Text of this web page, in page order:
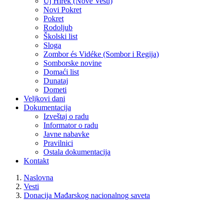
Novi Pokret
Pokret
Rodoljub
Školski list
Sloga
Zombor és Vidéke (Sombor i Regija)
Somborske novine
Domaći list
Dunataj
Dometi
Veljkovi dani
Dokumentacija
Izveštaj o radu
Informator o radu
Javne nabavke
Pravilnici
Ostala dokumentacija
Kontakt
Naslovna
Vesti
Donacija Mađarskog nacionalnog saveta